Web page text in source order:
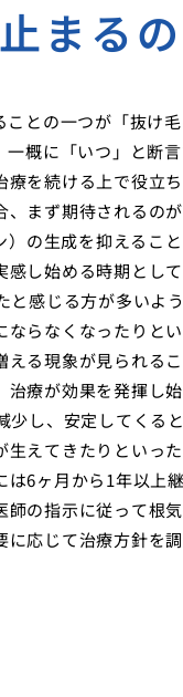
まる
との一つが「抜け
概に「いつ」と断
を続ける上で役立
まず期待されるの
の生成を抑えるこ
し始める時期とし
感じる方が多いよ
らなくなったりと
る現象が見られる
療が効果を発揮し
し、安定してくる
えてきたりといっ
6ヶ月から1年以上
の指示に従って根
応じて治療方針を